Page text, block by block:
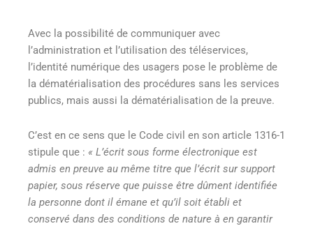
Avec la possibilité de communiquer avec
l’administration et l’utilisation des téléservices,
l’identité numérique des usagers pose le problème de
la dématérialisation des procédures sans les services
publics, mais aussi la dématérialisation de la preuve.
C’est en ce sens que le Code civil en son article 1316-1
stipule que : « L’écrit sous forme électronique est
admis en preuve au même titre que l’écrit sur support
papier, sous réserve que puisse être dûment identifiée
la personne dont il émane et qu’il soit établi et
conservé dans des conditions de nature à en garantir